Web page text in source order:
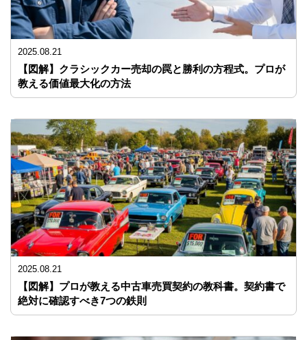
2025.08.21
【図解】クラシックカー売却の罠と勝利の方程式。プロが
教える価値最大化の方法
2025.08.21
【図解】プロが教える中古車売買契約の教科書。契約書で
絶対に確認すべき7つの鉄則